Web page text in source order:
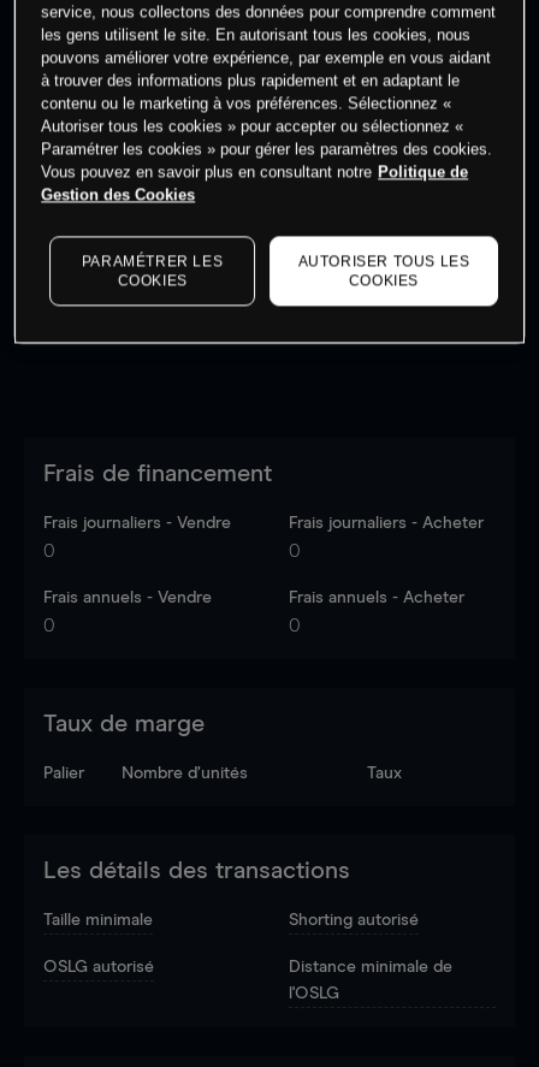
Commencez à trader
Les prix sont indicatifs.
dernières données du marché.Log into see latest
market data
Frais de financement
Frais journaliers - Vendre
0
Frais journaliers - Acheter
0
Frais annuels - Vendre
0
Frais annuels - Acheter
0
Taux de marge
Palier Nombre d’unités Taux
Les détails des transactions
Taille minimale Shorting autorisé
OSLG autorisé
Distance minimale de
l'OSLG
service, nous collectons des données pour comprendre comment
les gens utilisent le site. En autorisant tous les cookies, nous
pouvons améliorer votre expérience, par exemple en vous aidant
à trouver des informations plus rapidement et en adaptant le
contenu ou le marketing à vos préférences. Sélectionnez «
Autoriser tous les cookies » pour accepter ou sélectionnez «
Paramétrer les cookies » pour gérer les paramètres des cookies.
Vous pouvez en savoir plus en consultant notre Politique de
Gestion des Cookies
PARAMÉTRER LES
COOKIES
AUTORISER TOUS LES
COOKIES